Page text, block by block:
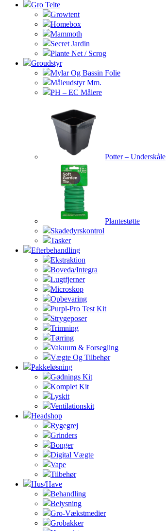
Gro Telte
Growtent
Homebox
Mammoth
Secret Jardin
Plante Net / Scrog
Groudstyr
Mylar Og Bassin Folie
Måleudstyr Mm.
PH – EC Målere
Potter – Underskåle
Plantestøtte
Skadedyrskontrol
Tasker
Efterbehandling
Ekstraktion
Boveda/Integra
Lugtfjerner
Microskop
Opbevaring
Purpl-Pro Test Kit
Strygeposer
Trimning
Tørring
Vakuum & Forsegling
Vægte Og Tilbehør
Pakkeløsning
Gødnings Kit
Komplet Kit
Lyskit
Ventilationskit
Headshop
Rygegrej
Grinders
Bonger
Digital Vægte
Vape
Tilbehør
Hus/Have
Behandling
Belysning
Gro-Vækstmedier
Grobakker